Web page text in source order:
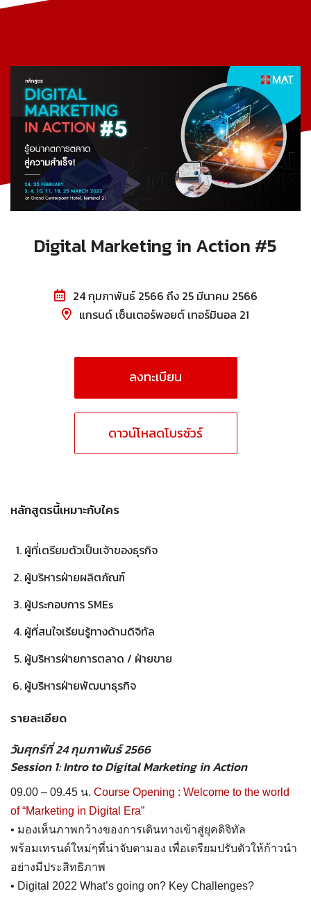
Digital Marketing in Action #5
24 กุมภาพันธ์ 2566 ถึง 25 มีนาคม 2566
แกรนด์ เซ็นเตอร์พอยต์ เทอร์มินอล 21
ลงทะเบียน
ดาวน์โหลดโบรชัวร์
หลักสูตรนี้เหมาะกับใคร
ผู้ที่เตรียมตัวเป็นเจ้าของธุรกิจ
ผู้บริหารฝ่ายผลิตภัณฑ์
ผู้ประกอบการ SMEs
ผู้ที่สนใจเรียนรู้ทางด้านดิจิทัล
ผู้บริหารฝ่ายการตลาด / ฝ่ายขาย
ผู้บริหารฝ่ายพัฒนาธุรกิจ
รายละเอียด
วันศุกร์ที่ 24 กุมภาพันธ์ 2566
Session 1: Intro to Digital Marketing in Action
09.00 – 09.45 น. Course Opening : Welcome to the world
of “Marketing in Digital Era”
• มองเห็นภาพกว้างของการเดินทางเข้าสู่ยุคดิจิทัล
พร้อมเทรนด์ใหม่ๆที่น่าจับตามอง เพื่อเตรียมปรับตัวให้ก้าวนำ
อย่างมีประสิทธิภาพ
• Digital 2022 What’s going on? Key Challenges?